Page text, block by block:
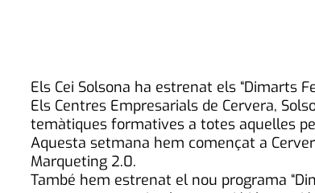
Els Cei Solsona ha estrenat els “Dimarts
Els Centres Empresarials de Cervera,
temàtiques formatives a totes aquelles
Aquesta setmana hem començat a
Marqueting 2.0.
També hem estrenat el nou programa